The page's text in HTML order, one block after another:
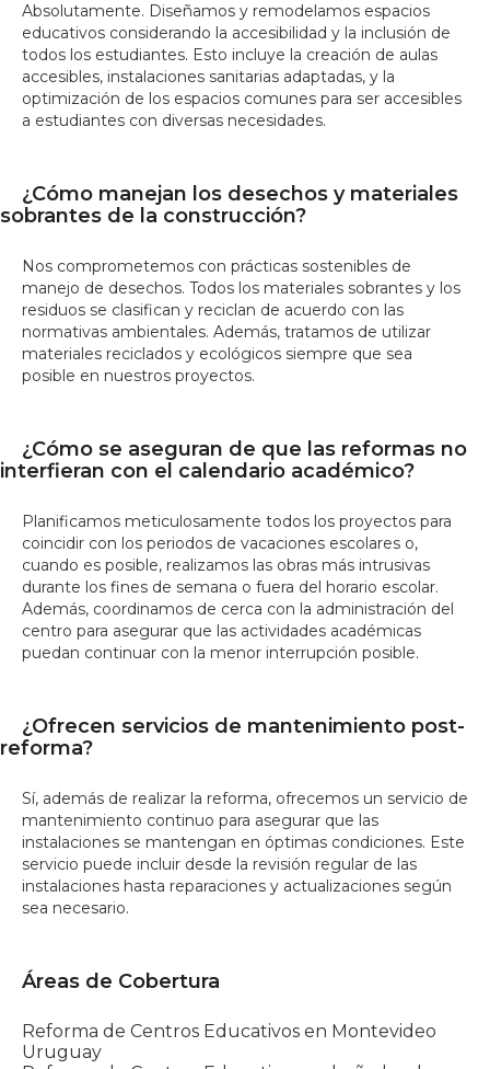
Absolutamente. Diseñamos y remodelamos espacios
educativos considerando la accesibilidad y la inclusión de
todos los estudiantes. Esto incluye la creación de aulas
accesibles, instalaciones sanitarias adaptadas, y la
optimización de los espacios comunes para ser accesibles
a estudiantes con diversas necesidades.
¿Cómo manejan los desechos y materiales
sobrantes de la construcción?
Nos comprometemos con prácticas sostenibles de
manejo de desechos. Todos los materiales sobrantes y los
residuos se clasifican y reciclan de acuerdo con las
normativas ambientales. Además, tratamos de utilizar
materiales reciclados y ecológicos siempre que sea
posible en nuestros proyectos.
¿Cómo se aseguran de que las reformas no
interfieran con el calendario académico?
Planificamos meticulosamente todos los proyectos para
coincidir con los periodos de vacaciones escolares o,
cuando es posible, realizamos las obras más intrusivas
durante los fines de semana o fuera del horario escolar.
Además, coordinamos de cerca con la administración del
centro para asegurar que las actividades académicas
puedan continuar con la menor interrupción posible.
¿Ofrecen servicios de mantenimiento post-
reforma?
Sí, además de realizar la reforma, ofrecemos un servicio de
mantenimiento continuo para asegurar que las
instalaciones se mantengan en óptimas condiciones. Este
servicio puede incluir desde la revisión regular de las
instalaciones hasta reparaciones y actualizaciones según
sea necesario.
Áreas de Cobertura
Reforma de Centros Educativos en Montevideo
Uruguay